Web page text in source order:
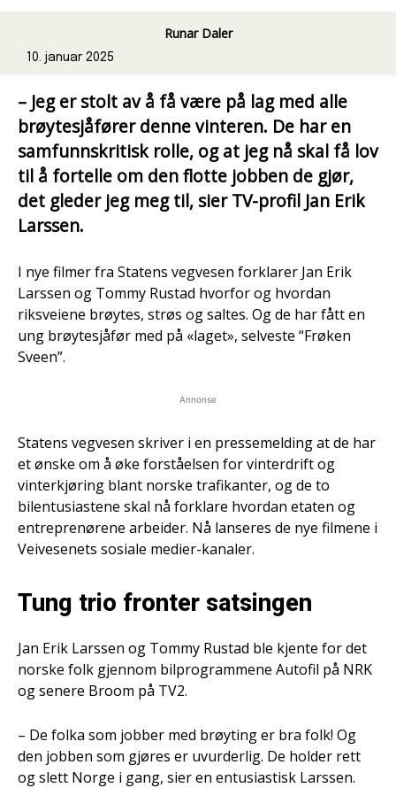
Runar Daler
10. januar 2025
– Jeg er stolt av å få være på lag med alle
brøytesjåfører denne vinteren. De har en
samfunnskritisk rolle, og at jeg nå skal få lov
til å fortelle om den flotte jobben de gjør,
det gleder jeg meg til, sier TV-profil Jan Erik
Larssen.
I nye filmer fra Statens vegvesen forklarer Jan Erik
Larssen og Tommy Rustad hvorfor og hvordan
riksveiene brøytes, strøs og saltes. Og de har fått en
ung brøytesjåfør med på «laget», selveste “Frøken
Sveen”.
Annonse
Statens vegvesen skriver i en pressemelding at de har
et ønske om å øke forståelsen for vinterdrift og
vinterkjøring blant norske trafikanter, og de to
bilentusiastene skal nå forklare hvordan etaten og
entreprenørene arbeider. Nå lanseres de nye filmene i
Veivesenets sosiale medier-kanaler.
Tung trio fronter satsingen
Jan Erik Larssen og Tommy Rustad ble kjente for det
norske folk gjennom bilprogrammene Autofil på NRK
og senere Broom på TV2.
– De folka som jobber med brøyting er bra folk! Og
den jobben som gjøres er uvurderlig. De holder rett
og slett Norge i gang, sier en entusiastisk Larssen.